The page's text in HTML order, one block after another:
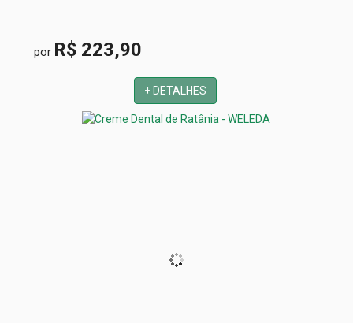
por R$ 223,90
+ DETALHES